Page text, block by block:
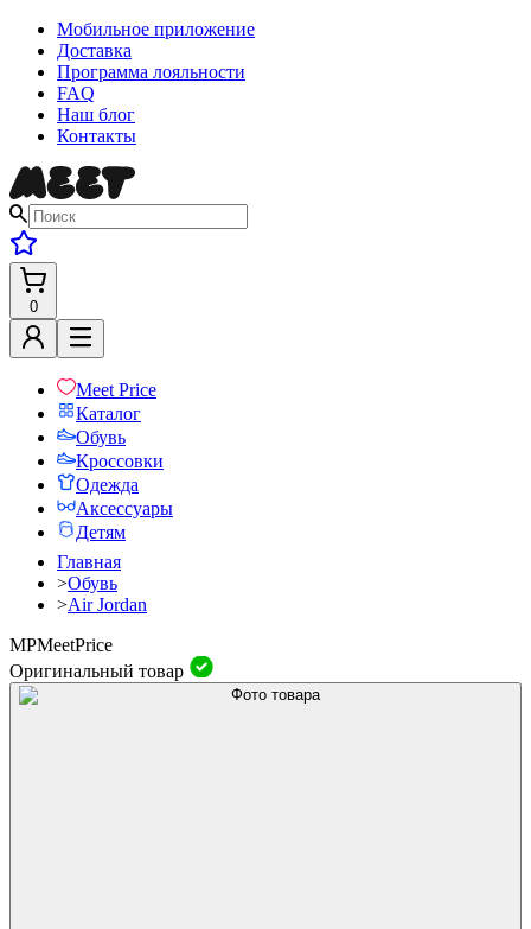
Мобильное приложение
Доставка
Программа лояльности
FAQ
Наш блог
Контакты
0
Meet Price
Каталог
Обувь
Кроссовки
Одежда
Аксессуары
Детям
Главная
>Обувь
>Air Jordan
MPMeetPrice
Оригинальный товар